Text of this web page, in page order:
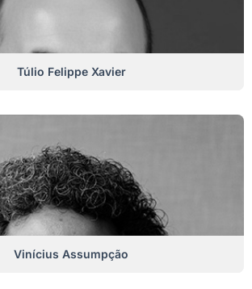
Túlio Felippe Xavier
Vinícius Assumpção